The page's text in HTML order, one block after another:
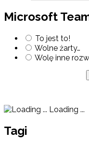
Microsoft
To jest to!
Wolne żarty…
Wolę inne
Loading ...
Tagi